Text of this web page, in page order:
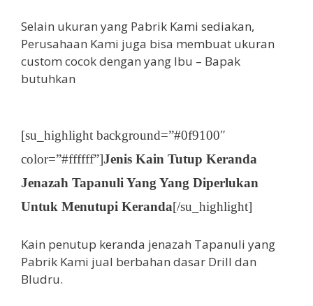
Selain ukuran yang Pabrik Kami sediakan,
Perusahaan Kami juga bisa membuat ukuran
custom cocok dengan yang Ibu – Bapak
butuhkan
[su_highlight background=”#0f9100″
color=”#ffffff”]Jenis Kain Tutup Keranda
Jenazah Tapanuli Yang Yang Diperlukan
Untuk Menutupi Keranda[/su_highlight]
Kain penutup keranda jenazah Tapanuli yang
Pabrik Kami jual berbahan dasar Drill dan
Bludru.